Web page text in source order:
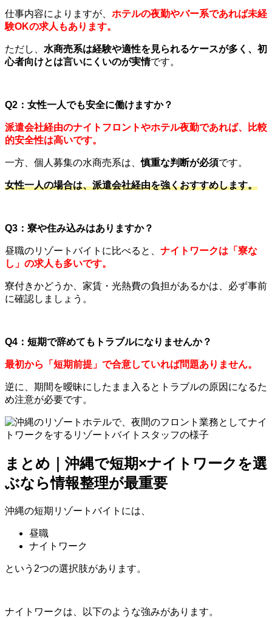
仕事内容によりますが、 ホテルの夜勤やバー系であれば未経
験OKの求人もあります。
ただし、 水商売系は経験や適性を見られるケースが多く、初
心者向けとは言いにくいのが実情です。
Q2 ：女性一人でも安全に働けますか？
派遣会社経由のナイトフロントやホテル夜勤であれば、比較
的安全性は高いです。
一方、個人募集の水商売系は、慎重な判断が必須です。
女性一人の場合は、派遣会社経由を強くおすすめします。
Q3 ：寮や住み込みはありますか？
昼職のリゾートバイトに比べると、 ナイトワークは「寮な
し」の求人も多いです。
寮付きかどうか、家賃・光熱費の負担があるかは、必ず事前
に確認しましょう。
Q4 ：短期で辞めてもトラブルになりませんか？
最初から「短期前提」で合意していれば問題ありません。
逆に、期間を曖昧にしたまま入るとトラブルの原因になるた
め注意が必要です。
まとめ｜沖縄で短期×ナイトワークを選
ぶなら情報整理が最重要
沖縄の短期リゾートバイトには、
昼職
ナイトワーク
という 2つの選択肢があります。
ナイトワークは、以下のような強みがあります。